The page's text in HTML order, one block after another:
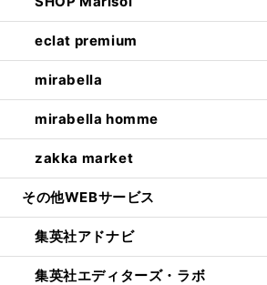
eclat premium
mirabella
mirabella homme
zakka market
その他WEBサービス
集英社アドナビ
集英社エディターズ・ラボ